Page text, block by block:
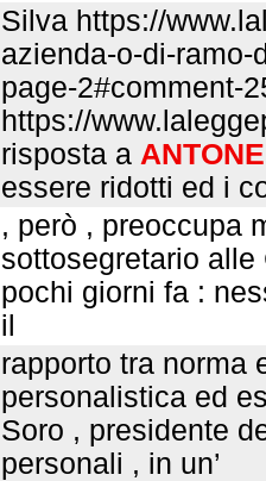
Silva https://
azienda-o-di-
page-2#comment-
https://
risposta a
essere ridotti ed i
, però , preoccupa
sottosegretario
pochi giorni fa :
il
rapporto tra norma
personalistica ed
Soro , presidente
personali , in un’